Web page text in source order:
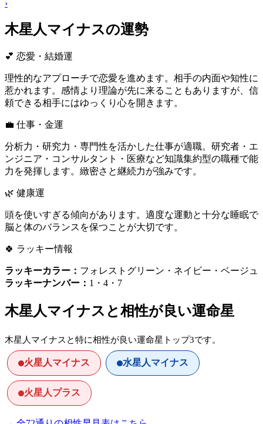
›
木星人マイナスの運勢
💕 恋愛・結婚運
理性的なアプローチで恋愛を進めます。相手の内面や知性に
惹かれます。感情より理論が先に来ることもありますが、信
頼できる相手にはゆっくり心を開きます。
💼 仕事・金運
分析力・研究力・専門性を活かした仕事が適職。研究者・エ
ンジニア・コンサルタント・医療など知識集約型の職種で能
力を発揮します。緻密さと継続力が強みです。
🌿 健康運
頭を使いすぎる傾向があります。適度な運動と十分な睡眠で
脳と体のバランスを保つことが大切です。
🍀 ラッキー情報
ラッキーカラー： フォレストグリーン・ネイビー・ベージュ
ラッキーナンバー： 1・4・7
木星人マイナスと相性が良い運命星
木星人マイナスと特に相性が良い運命星トップ3です。
火星人マイナス 水星人マイナス
火星人プラス